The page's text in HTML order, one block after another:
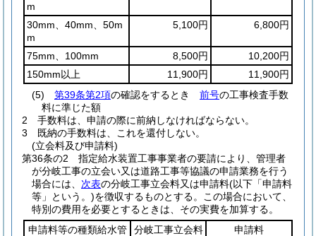
m
30mm、40mm、50m
m
5,100円 6,800円
75mm、100mm 8,500円
10,200円
150mm以上
11,900円
11,900円
(5)
第39条第2項の確認をするとき 前号の工事検査手数
料に準じた額
2
手数料は、申請の際に前納しなければならない。
3
既納の手数料は、これを還付しない。
(立会料及び申請料)
第36条の2
指定給水装置工事事業者の要請により、管理者
が分岐工事の立会い又は道路工事等協議の申請業務を行う
場合には、 次表の分岐工事立会料又は申請料(以下「申請料
等」という。)を徴収するものとする。
この場合において、
特別の費用を必要とするときは、その実費を加算する。
申請料等の種類給水管
分岐工事立会料
申請料